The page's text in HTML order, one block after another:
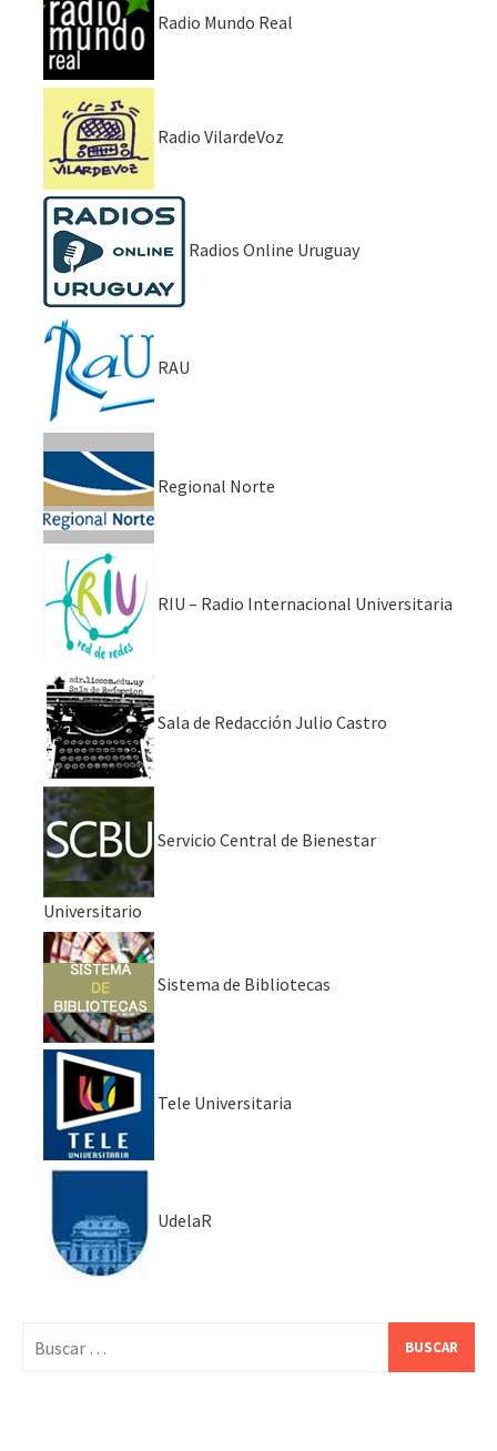
Radio Mundo Real
Radio VilardeVoz
Radios Online Uruguay
RAU
Regional Norte
RIU – Radio Internacional Universitaria
Sala de Redacción Julio Castro
Servicio Central de Bienestar
Universitario
Sistema de Bibliotecas
Tele Universitaria
UdelaR